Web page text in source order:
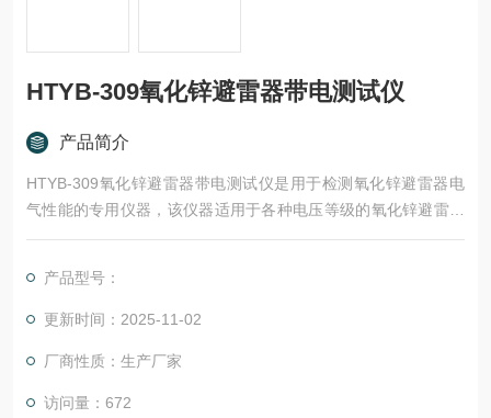
HTYB-309氧化锌避雷器带电测试仪
产品简介
HTYB-309氧化锌避雷器带电测试仪是用于检测氧化锌避雷器电
气性能的专用仪器，该仪器适用于各种电压等级的氧化锌避雷器
的带电或停电检测，从而及时发现设备内部绝缘受潮及阀片老化
产品型号：
更新时间：2025-11-02
厂商性质：生产厂家
访问量：672